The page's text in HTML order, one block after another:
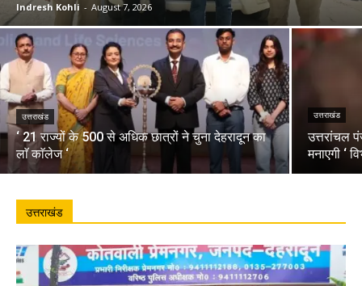
Indresh Kohli - August 7, 2026
उत्तराखंड
‘ 21 राज्यों के 500 से अधिक छात्रों ने चुना देहरादून का
लाॅ काॅलेज ‘
उत्तराखंड
उत्तरांचल
मनाएगी ‘
उत्तराखंड